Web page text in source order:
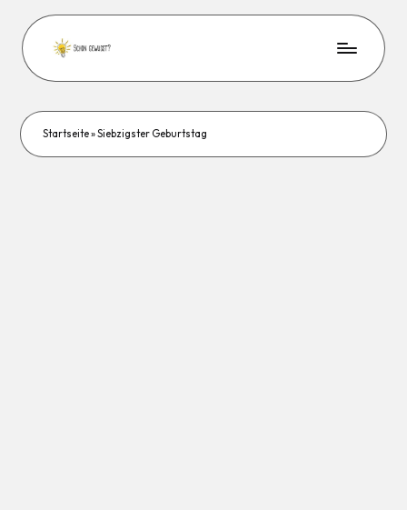
Startseite»Siebzigster Geburtstag